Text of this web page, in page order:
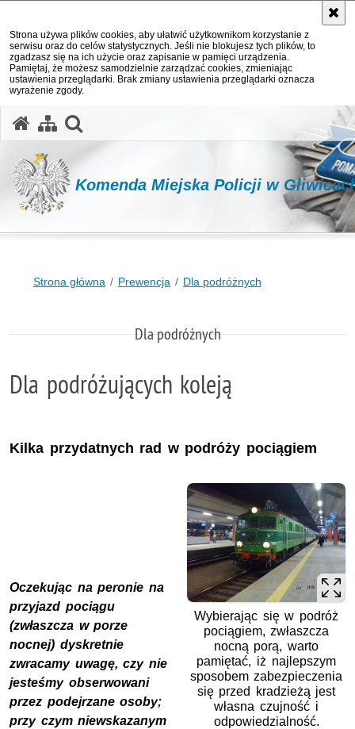
Strona używa plików cookies, aby ułatwić użytkownikom korzystanie z
serwisu oraz do celów statystycznych. Jeśli nie blokujesz tych plików, to
zgadzasz się na ich użycie oraz zapisanie w pamięci urządzenia.
Pamiętaj, że możesz samodzielnie zarządzać cookies, zmieniając
ustawienia przeglądarki. Brak zmiany ustawienia przeglądarki oznacza
wyrażenie zgody.
Komenda Miejska Policji w
Strona główna Prewencja Dla podróżnych
Dla podróżnych
Dla podróżujących koleją
Kilka przydatnych rad w podróży pociągiem
Wybierając się w podróż
pociągiem, zwłaszcza
nocną porą, warto
pamiętać, iż najlepszym
sposobem zabezpieczenia
się przed kradzieżą jest
własna czujność i
odpowiedzialność.
Oczekując na peronie na
przyjazd pociągu
(zwłaszcza w porze
nocnej) dyskretnie
zwracamy uwagę, czy nie
jesteśmy obserwowani
przez podejrzane osoby;
przy czym niewskazanym